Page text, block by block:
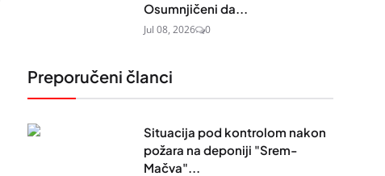
Osumnjičeni da...
Jul 08, 2026 0
Preporučeni članci
Situacija pod kontrolom nakon
požara na deponiji "Srem-
Mačva"...